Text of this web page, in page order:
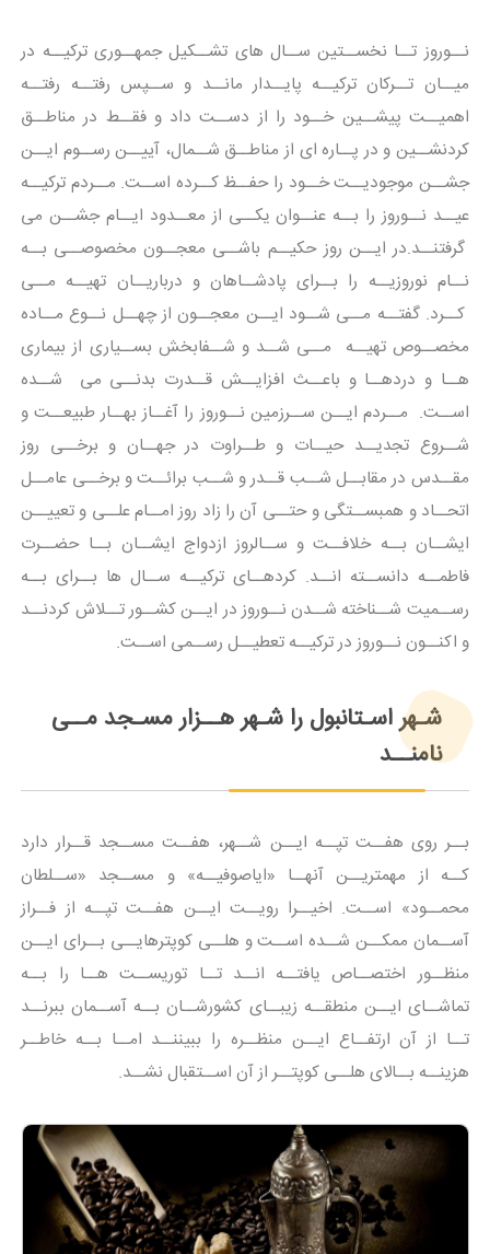
نــوروز تــا نخســتین ســال های تشــکیل جمهــوری ترکیــه در
میــان تــرکان ترکیــه پایــدار مانــد و ســپس رفتــه رفتــه
اهمیــت پیشــین خــود را از دســت داد و فقــط در مناطــق
کردنشــین و در پــاره ای از مناطــق شــمال، آییــن رســوم ایــن
جشــن موجودیــت خــود را حفــظ کــرده اســت. مــردم ترکیــه
عیــد نــوروز را بــه عنــوان یکــی از معــدود ایــام جشــن می
گرفتنــد.در ایــن روز حکیــم باشــی معجــون مخصوصــی بــه
نــام نوروزیــه را بــرای پادشــاهان و درباریــان تهیــه مــی
کــرد. گفتــه مــی شــود ایــن معجــون از چهــل نــوع مــاده
مخصــوص تهیــه مــی شــد و شــفابخش بســیاری از بیماری
هــا و دردهــا و باعــث افزایــش قــدرت بدنــی می شــده
اســت. مــردم ایــن ســرزمین نــوروز را آغــاز بهــار طبیعــت و
شــروع تجدیــد حیــات و طــراوت در جهــان و برخــی روز
مقــدس در مقابــل شــب قــدر و شــب برائــت و برخــی عامــل
اتحــاد و همبســتگی و حتــی آن را زاد روز امــام علــی و تعییــن
ایشــان بــه خلافــت و ســالروز ازدواج ایشــان بــا حضــرت
فاطمــه دانســته انــد. کردهــای ترکیــه ســال ها بــرای بــه
رســمیت شــناخته شــدن نــوروز در ایــن کشــور تــلاش کردنــد
و اکنــون نــوروز در ترکیــه تعطیــل رســمی اســت.
شـهر اسـتانبول را شـهر هــزار مسـجد مــی
نامنــد
بــر روی هفــت تپــه ایــن شــهر، هفــت مســجد قــرار دارد
کــه از مهمتریــن آنهــا «ایاصوفیــه» و مســجد «ســلطان
محمــود» اســت. اخیــرا رویــت ایــن هفــت تپــه از فــراز
آســمان ممکــن شــده اســت و هلــی کوپترهایــی بــرای ایــن
منظــور اختصــاص یافتــه انــد تــا توریســت هــا را بــه
تماشــای ایــن منطقــه زیبــای کشورشــان بــه آســمان ببرنــد
تــا از آن ارتفــاع ایــن منظــره را ببیننــد امــا بــه خاطــر
هزینــه بــالای هلــی کوپتــر از آن اســتقبال نشــد.